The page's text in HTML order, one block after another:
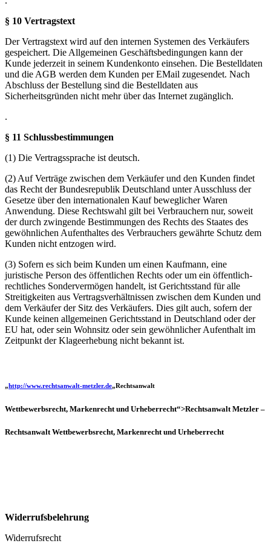
§ 10 Vertragstext
Der Vertragstext wird auf den internen Systemen des Verkäufers
gespeichert. Die Allgemeinen Geschäftsbedingungen kann der
Kunde jederzeit in seinem Kundenkonto einsehen. Die Bestelldaten
und die AGB werden dem Kunden per EMail zugesendet. Nach
Abschluss der Bestellung sind die Bestelldaten aus
Sicherheitsgründen nicht mehr über das Internet zugänglich.
.
§ 11 Schlussbestimmungen
(1) Die Vertragssprache ist deutsch.
(2) Auf Verträge zwischen dem Verkäufer und den Kunden findet
das Recht der Bundesrepublik Deutschland unter Ausschluss der
Gesetze über den internationalen Kauf beweglicher Waren
Anwendung. Diese Rechtswahl gilt bei Verbrauchern nur, soweit
der durch zwingende Bestimmungen des Rechts des Staates des
gewöhnlichen Aufenthaltes des Verbrauchers gewährte Schutz dem
Kunden nicht entzogen wird.
(3) Sofern es sich beim Kunden um einen Kaufmann, eine
juristische Person des öffentlichen Rechts oder um ein öffentlich-
rechtliches Sondervermögen handelt, ist Gerichtsstand für alle
Streitigkeiten aus Vertragsverhältnissen zwischen dem Kunden und
dem Verkäufer der Sitz des Verkäufers. Dies gilt auch, sofern der
Kunde keinen allgemeinen Gerichtsstand in Deutschland oder der
EU hat, oder sein Wohnsitz oder sein gewöhnlicher Aufenthalt im
Zeitpunkt der Klageerhebung nicht bekannt ist.
„http://www.rechtsanwalt-metzler.de„Rechtsanwalt
Wettbewerbsrecht, Markenrecht und Urheberrecht“>Rechtsanwalt Metzler –
Rechtsanwalt Wettbewerbsrecht, Markenrecht und Urheberrecht
Widerrufsbelehrung
Widerrufsrecht